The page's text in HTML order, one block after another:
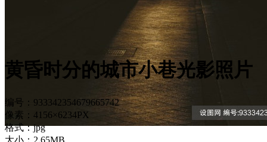
黄昏时分的城市小巷光影照片
编号：933342354679665742
像素：4156×6234PX
格式：jpg
大小：2.65MB